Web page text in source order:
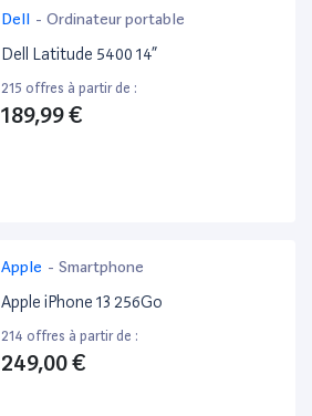
Dell - Ordinateur portable
Dell Latitude 5400 14”
215 offres à partir de :
189,99 €
Apple - Smartphone
Apple iPhone 13 256Go
214 offres à partir de :
249,00 €